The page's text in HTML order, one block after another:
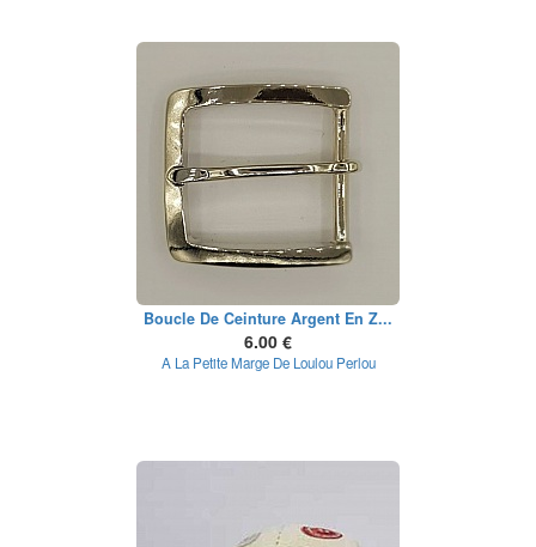
Boucle De Ceinture Argent En Z...
6.00 €
A La Petite Marge De Loulou Perlou